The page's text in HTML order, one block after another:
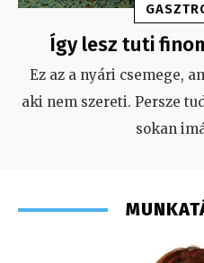
Így lesz tuti
Ez az a nyári csemege,
aki nem szereti. Persze
sokan